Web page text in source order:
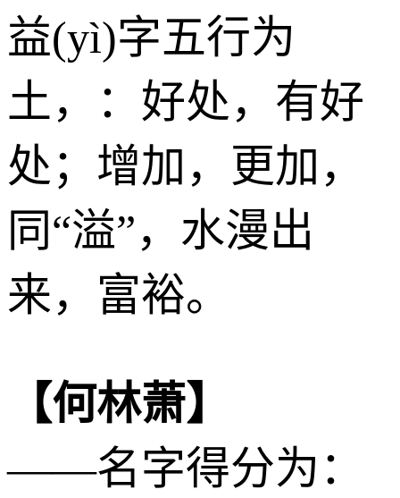
益(yì)字五行为
土，：好处，有好
处；增加，更加，
同“溢”，水漫出
来，富裕。
【何林萧】
——名字得分为：